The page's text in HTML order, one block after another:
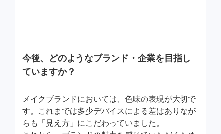
今後、どのようなブランド・企業を目指し
ていますか？
メイクブランドにおいては、色味の表現が大切で
す。これまでは多少デバイスによる差はありなが
らも「見え方」にこだわっていました。